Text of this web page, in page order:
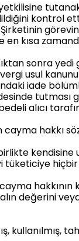
kısa
sonra
usul
iade
tutması
alıcı
hakkı
tüketiciye
değerini
kullanılmış,